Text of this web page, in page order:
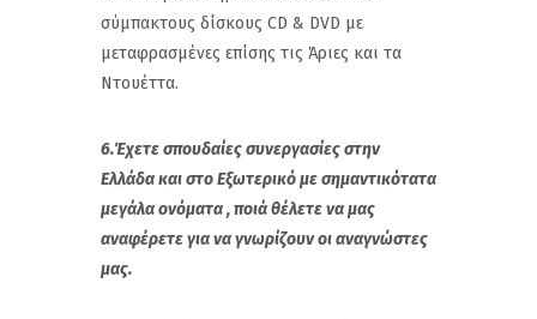
σύμπακτους δίσκους CD & DVD με
μεταφρασμένες επίσης τις Άριες και τα
Ντουέττα.
6.Έχετε σπουδαίες συνεργασίες στην
Ελλάδα και στο Εξωτερικό με σημαντικότατα
μεγάλα ονόματα , ποιά θέλετε να μας
αναφέρετε για να γνωρίζουν οι αναγνώστες
μας.